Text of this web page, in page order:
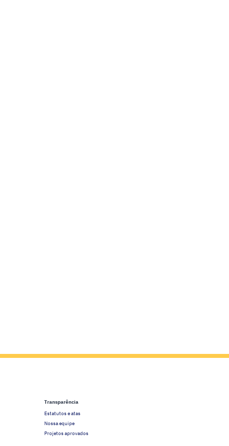
Transparência
Estatutos e atas
Nossa equipe
Projetos aprovados